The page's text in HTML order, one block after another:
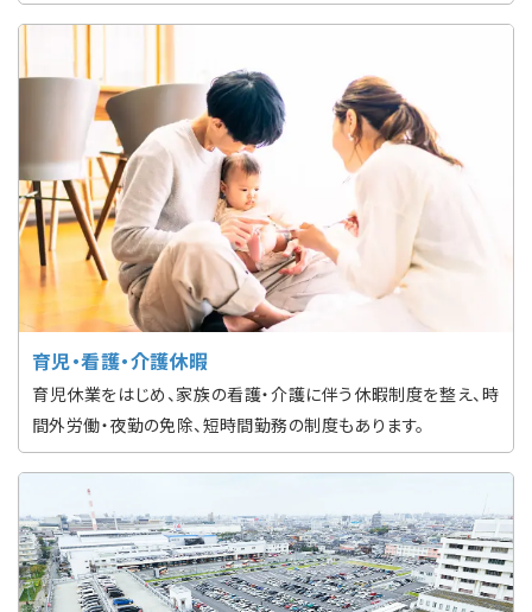
育児・看護・介護休暇
育児休業をはじめ、家族の看護・介護に伴う休暇制度を整え、時
間外労働・夜勤の免除、短時間勤務の制度もあります。